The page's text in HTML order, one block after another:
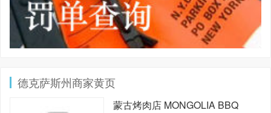
德克萨斯州商家黄页
蒙古烤肉店MONGOLIA BBQ